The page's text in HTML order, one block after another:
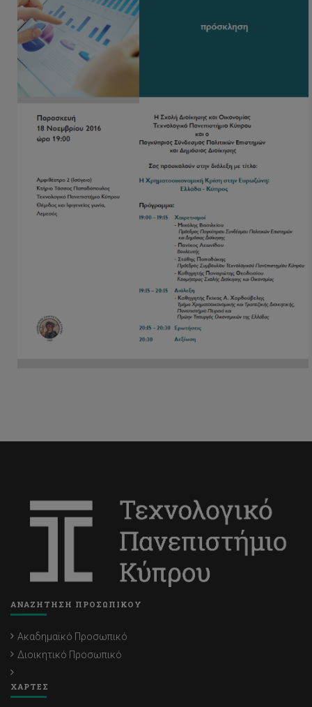
ΑΝΑΖΗΤΗΣΗ ΠΡΟΣΩΠΙΚΟΥ
Ακαδημαϊκό Προσωπικό
Διοικητικό Προσωπικό
ΧΑΡΤΕΣ